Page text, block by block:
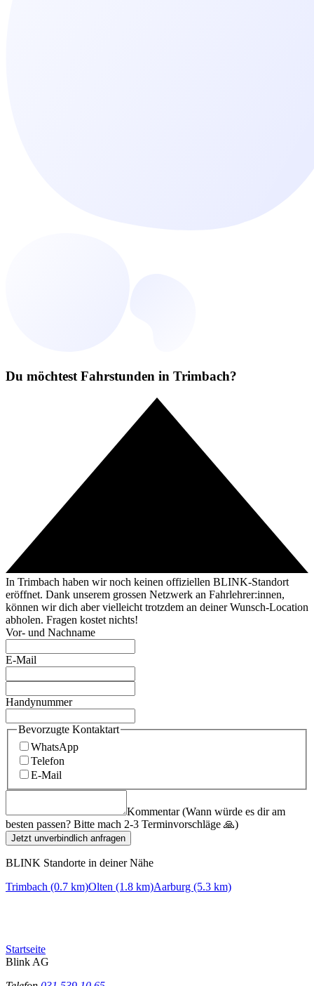
Du möchtest Fahrstunden in Trimbach?
In Trimbach haben wir noch keinen offiziellen BLINK-Standort
eröffnet. Dank unserem grossen Netzwerk an Fahrlehrer:innen,
können wir dich aber vielleicht trotzdem an deiner Wunsch-Location
abholen. Fragen kostet nichts!
Vor- und Nachname
E-Mail
Handynummer
Bevorzugte Kontaktart
WhatsApp
Telefon
E-Mail
Kommentar (Wann würde es dir am
besten passen? Bitte mach 2-3 Terminvorschläge 🙏)
Jetzt unverbindlich anfragen
BLINK Standorte in deiner Nähe
Trimbach (0.7 km)Olten (1.8 km)Aarburg (5.3 km)
Startseite
Blink AG